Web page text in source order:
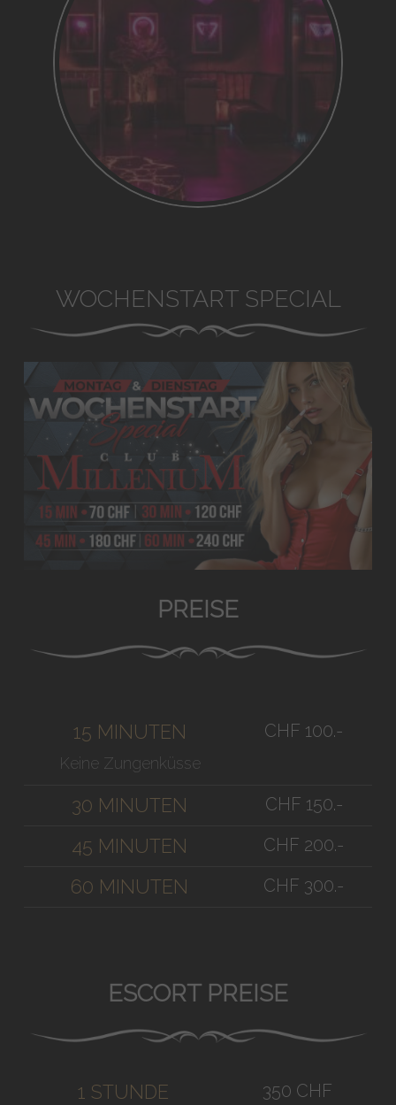
WOCHENSTART SPECIAL
PREISE
15 MINUTEN
Keine Zungenküsse
CHF 100.-
30 MINUTEN CHF 150.-
45 MINUTEN CHF 200.-
60 MINUTEN CHF 300.-
ESCORT PREISE
1 STUNDE 350 CHF